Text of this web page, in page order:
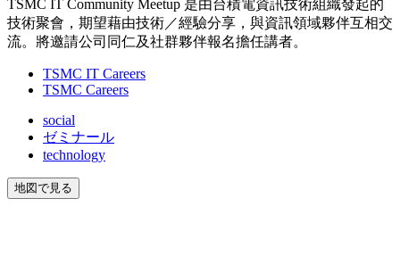
TSMC IT Community Meetup 是由台積電資訊技術組織發起的
技術聚會，期望藉由技術／經驗分享，與資訊領域夥伴互相交
流。將邀請公司同仁及社群夥伴報名擔任講者。
TSMC IT Careers
TSMC Careers
social
ゼミナール
technology
地図で見る